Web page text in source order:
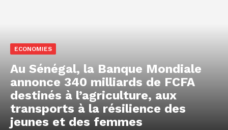
ECONOMIES
Au Sénégal, la Banque Mondiale
annonce 340 milliards de FCFA
destinés à l’agriculture, aux
transports à la résilience des
jeunes et des femmes